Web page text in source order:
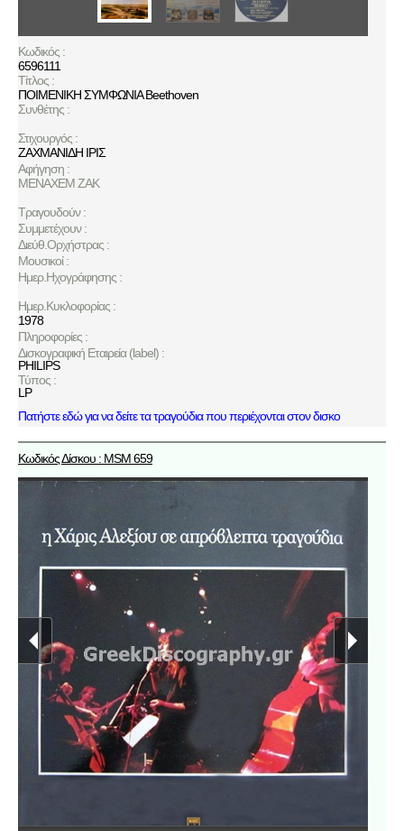
Κωδικός :
6596111
Τίτλος :
ΠΟΙΜΕΝΙΚΗ ΣΥΜΦΩΝΙΑ Βeethoven
Συνθέτης :
Στιχουργός :
ΖΑΧΜΑΝΙΔΗ ΙΡΙΣ
Αφήγηση :
ΜΕΝΑΧΕΜ ΖΑΚ
Τραγουδούν :
Συμμετέχουν :
Διεύθ.Ορχήστρας :
Μουσικοί :
Ημερ.Ηχογράφησης :
Ημερ.Κυκλοφορίας :
1978
Πληροφορίες :
Δισκογραφική Εταιρεία (label) :
PHILIPS
Τύπος :
LP
Πατήστε εδώ για να δείτε τα τραγούδια που περιέχονται στον δισκο
Κωδικός Δίσκου : MSM 659